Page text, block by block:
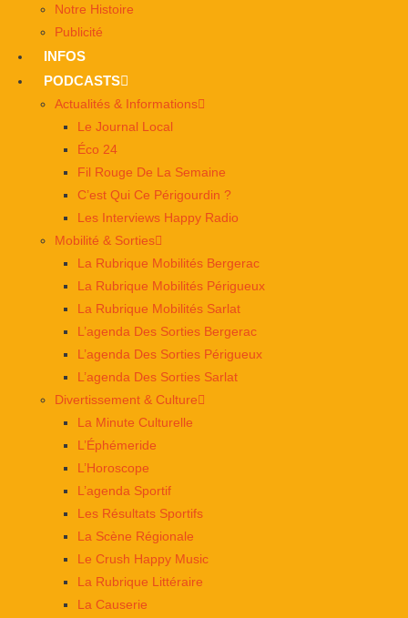
Notre Histoire
Publicité
INFOS
PODCASTS
Actualités & Informations
Le Journal Local
Éco 24
Fil Rouge De La Semaine
C’est Qui Ce Périgourdin ?
Les Interviews Happy Radio
Mobilité & Sorties
La Rubrique Mobilités Bergerac
La Rubrique Mobilités Périgueux
La Rubrique Mobilités Sarlat
L’agenda Des Sorties Bergerac
L’agenda Des Sorties Périgueux
L’agenda Des Sorties Sarlat
Divertissement & Culture
La Minute Culturelle
L’Éphémeride
L’Horoscope
L’agenda Sportif
Les Résultats Sportifs
La Scène Régionale
Le Crush Happy Music
La Rubrique Littéraire
La Causerie